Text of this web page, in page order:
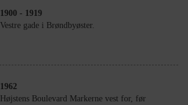
1900 - 1919
Vestre gade i Brøndbyøster.
1962
Højstens Boulevard Markerne vest for, før